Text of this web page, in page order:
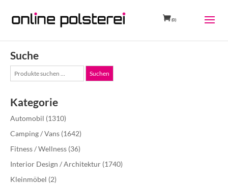
(0)
Suche
Suche
nach:
Suchen
Kategorie
Automobil (1310)
Camping / Vans (1642)
Fitness / Wellness (36)
Interior Design / Architektur (1740)
Kleinmöbel (2)